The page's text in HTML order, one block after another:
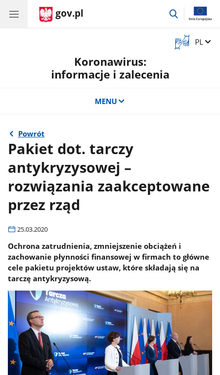
gov.pl
przejdź
Otwórz
okno
Zmień
PL
Koronawirus:
informacje i zalecenia
MENU
Powrót
Pakiet dot. tarczy
antykryzysowej –
rozwiązania zaakceptowane
przez rząd
25.03.2020
Ochrona zatrudnienia, zmniejszenie obciążeń i
zachowanie płynności finansowej w firmach to główne
cele pakietu projektów ustaw, które składają się na
tarczę antykryzysową.